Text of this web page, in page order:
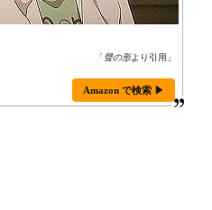
「聲の形より引用」
Amazon で検索 ▶